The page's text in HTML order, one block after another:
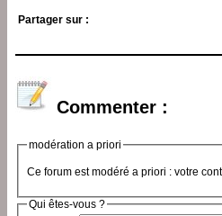
Partager sur :
Commenter :
modération a priori
Ce forum est modéré a priori : votre
Qui êtes-vous ?